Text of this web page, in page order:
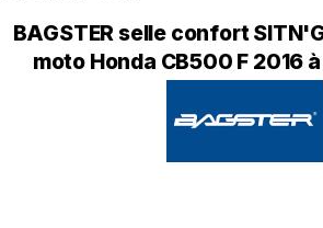
BAGSTER selle confort
moto Honda CB500 F 2016